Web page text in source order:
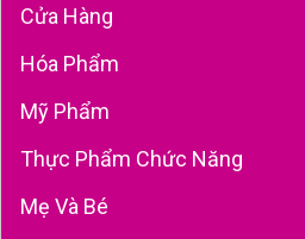
Cửa Hàng
Hóa Phẩm
Mỹ Phẩm
Thực Phẩm Chức Năng
Mẹ Và Bé